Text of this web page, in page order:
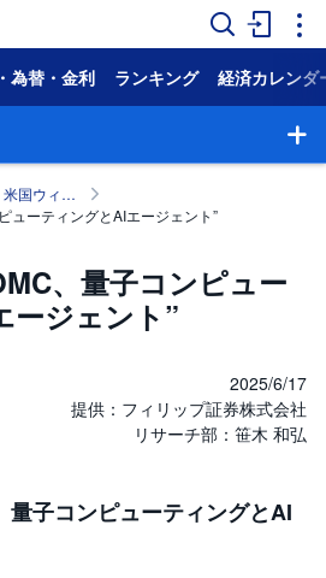
為替・金利 ランキング 経済カレンダ
米国ウィークリー・マンスリー
ューティングとAIエージェント”
、量子コンピュー
ージェント”
2025/6/17
提供：フィリップ証券株式会社
リサーチ部：笹木 和弘
量子コンピューティングとAI